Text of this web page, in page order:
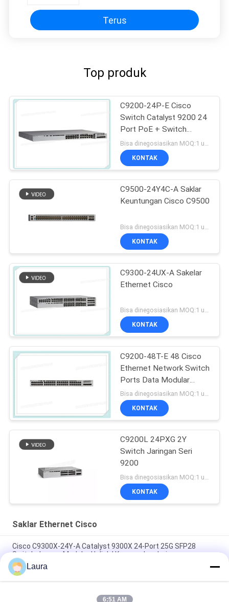
Terus
Top produk
C9200-24P-E Cisco
Switch Catalyst 9200 24
Port PoE + Switch
Essentials Jaringan
KONTAK
C9500-24Y4C-A Saklar
Keuntungan Cisco C9500
KONTAK
C9300-24UX-A Sakelar
Ethernet Cisco
Bisa dinegosiasikan MOQ:1 unit
KONTAK
C9200-48T-E 48 Cisco
Ethernet Network Switch
Ports Data Modular
Uplink Options
Bisa dinegosiasikan MOQ:1 unit
KONTAK
C9200L 24PXG 2Y
Switch Jaringan Seri
9200
KONTAK
Saklar Ethernet Cisco
Cisco C9300X-24Y-A Catalyst 9300X 24-Port 25G SFP28
Switch dengan Modular Uplink | Keunggulan Jaringan
Saklar Cisco C9300X-12Y-A | Sakelar Keunggulan Jaringan
Catalyst 9300X 12-Port 25G SFP28
Laura
6:51 AM